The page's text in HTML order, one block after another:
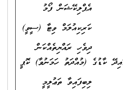
ފޯމު
ވިޓާ (ސީވީ)
ރައްޔިތެއްކަން
ކާޑުގެ (މުއްދަތު ހަމަނުވާ) ކޮޕީ
ތަޢުލީމީ